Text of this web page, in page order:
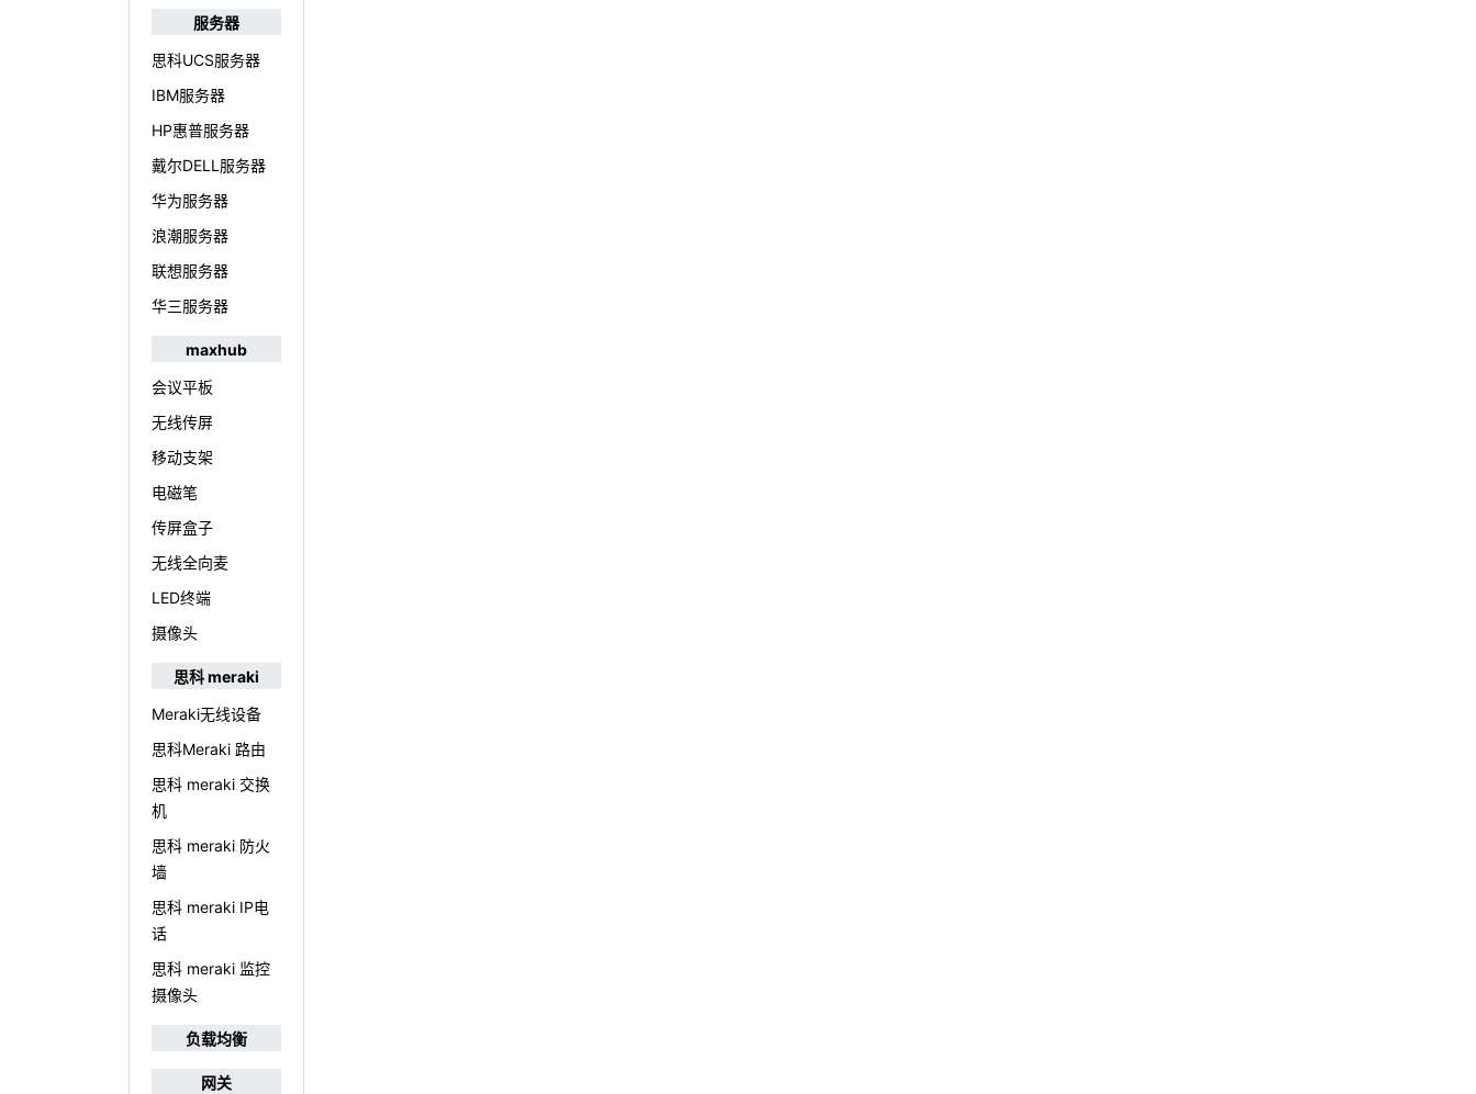
服务器
思科UCS服务器
IBM服务器
HP惠普服务器
戴尔DELL服务器
华为服务器
浪潮服务器
联想服务器
华三服务器
maxhub
会议平板
无线传屏
移动支架
电磁笔
传屏盒子
无线全向麦
LED终端
摄像头
思科 meraki
Meraki无线设备
思科Meraki 路由
思科 meraki 交换
机
思科 meraki 防火
墙
思科 meraki IP电
话
思科 meraki 监控
摄像头
负载均衡
网关